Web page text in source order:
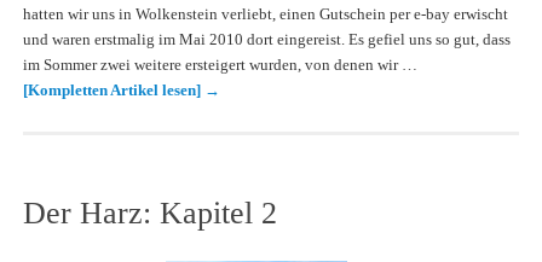
hatten wir uns in Wolkenstein verliebt, einen Gutschein per e-bay erwischt
und waren erstmalig im Mai 2010 dort eingereist. Es gefiel uns so gut, dass
im Sommer zwei weitere ersteigert wurden, von denen wir …
[Kompletten Artikel lesen] →
Der Harz: Kapitel 2